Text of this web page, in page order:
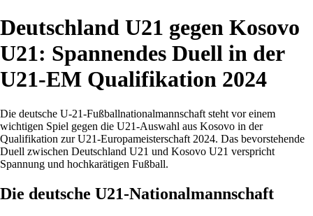
Deutschland U21 gegen Kosovo
U21: Spannendes Duell in der
U21-EM Qualifikation 2024
Die deutsche U-21-Fußballnationalmannschaft steht vor einem
wichtigen Spiel gegen die U21-Auswahl aus Kosovo in der
Qualifikation zur U21-Europameisterschaft 2024. Das bevorstehende
Duell zwischen Deutschland U21 und Kosovo U21 verspricht
Spannung und hochkarätigen Fußball.
Die deutsche U21-Nationalmannschaft